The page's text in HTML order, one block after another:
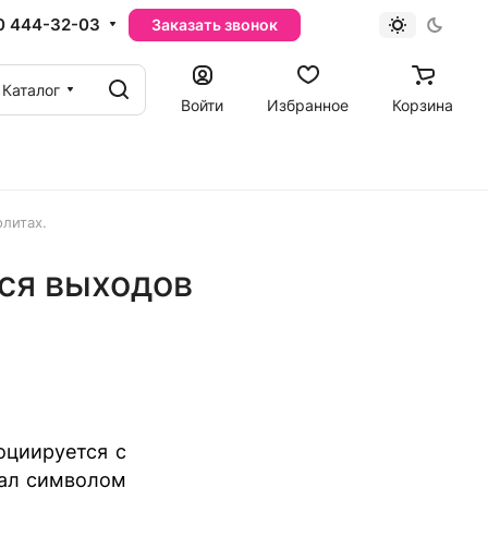
444-32-03 Заказать звонок
Каталог
Войти
Избранное Корзина
выходов
с
символом